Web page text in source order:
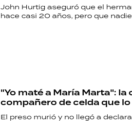
John Hurtig aseguró que el
hace casi 20 años, pero que
"Yo maté a María Marta":
compañero de celda que
El preso murió y no llegó a